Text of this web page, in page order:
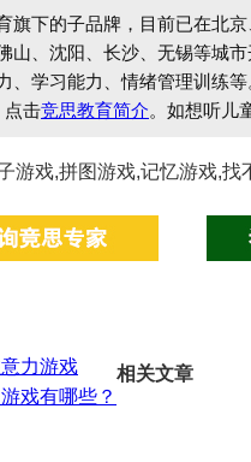
旗下的子品牌，目前已在北
山、沈阳、长沙、无锡等城
、学习能力、情绪管理训练
点击竞思教育简介。如想听儿
游戏,拼图游戏,记忆游戏,找
力游戏
戏有哪些？
相关文章